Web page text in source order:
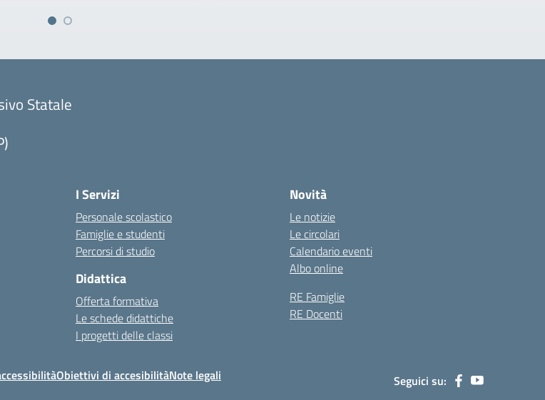
Statale
I Servizi
Personale scolastico
Famiglie e studenti
Percorsi di studio
Didattica
Offerta formativa
Le schede didattiche
I progetti delle classi
Novità
Le notizie
Le circolari
Calendario eventi
Albo online
RE Famiglie
RE Docenti
Obiettivi di accesibilitàNote legali Seguici su: